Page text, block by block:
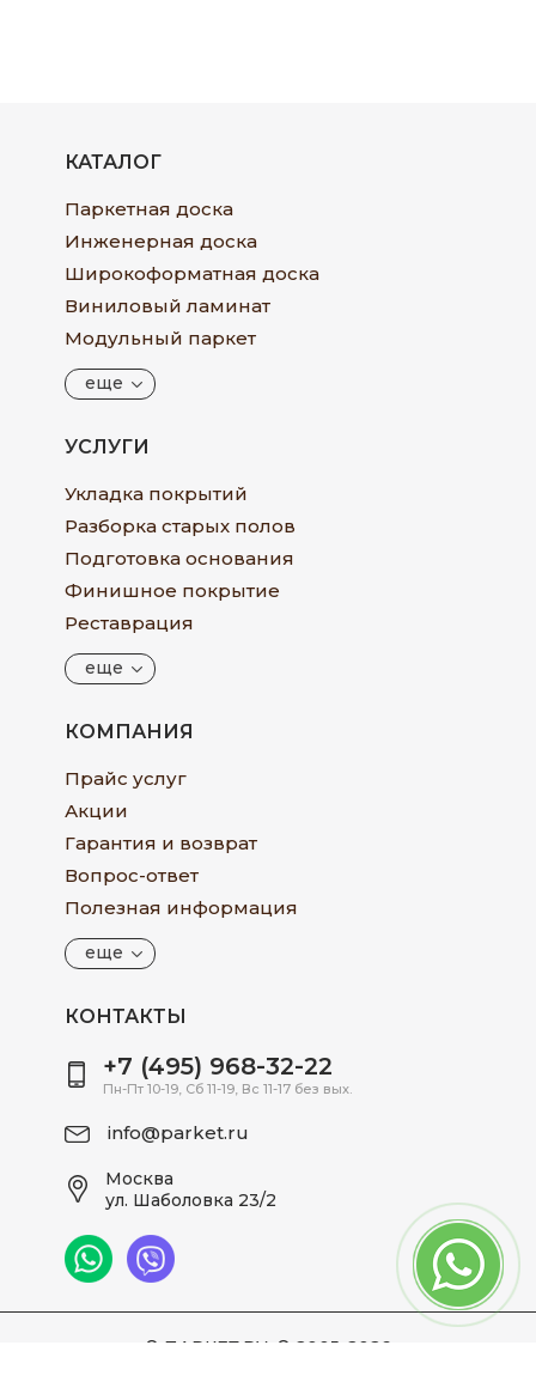
КАТАЛОГ
Паркетная доска
Инженерная доска
Широкоформатная доска
Виниловый ламинат
Модульный паркет
еще
УСЛУГИ
Укладка покрытий
Разборка старых полов
Подготовка основания
Финишное покрытие
Реставрация
еще
КОМПАНИЯ
Прайс услуг
Акции
Гарантия и возврат
Вопрос-ответ
Полезная информация
еще
КОНТАКТЫ
+7 (495) 968-32-22
Пн-Пт 10-19, Сб 11-19, Вс 11-17 без вых.
info@parket.ru
Москва
ул. Шаболовка 23/2
© ПАРКЕТ.РУ, © 2005-2026